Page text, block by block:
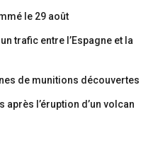
le 29 août
trafic entre l’Espagne et la
de munitions découvertes
l’éruption d’un volcan